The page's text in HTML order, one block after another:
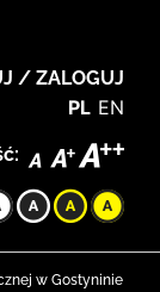
/ ZALOGUJ
PL EN
w Gostyninie